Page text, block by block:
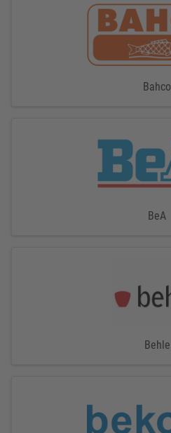
Bahco
BeA
Behle